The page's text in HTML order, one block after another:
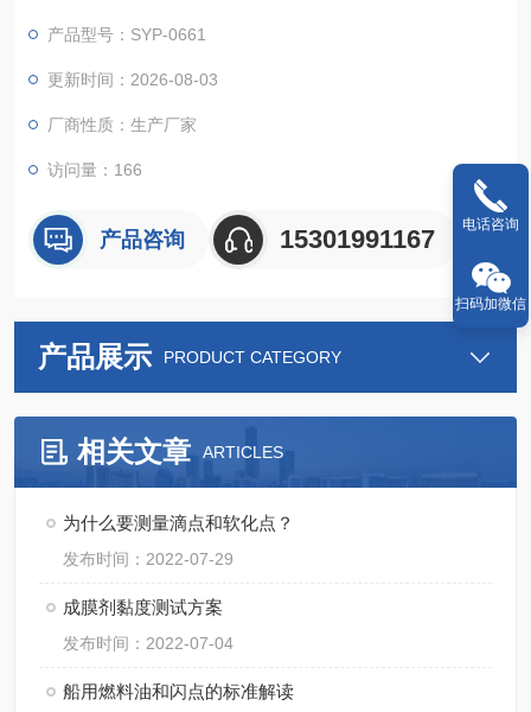
产品型号：SYP-0661
更新时间：2026-08-03
厂商性质：生产厂家
访问量：166
产品咨询 15301991167
产品展示 PRODUCT CATEGORY
相关文章 ARTICLES
为什么要测量滴点和软化点？
发布时间：2022-07-29
成膜剂黏度测试方案
发布时间：2022-07-04
船用燃料油和闪点的标准解读
电话咨询
扫码加微信